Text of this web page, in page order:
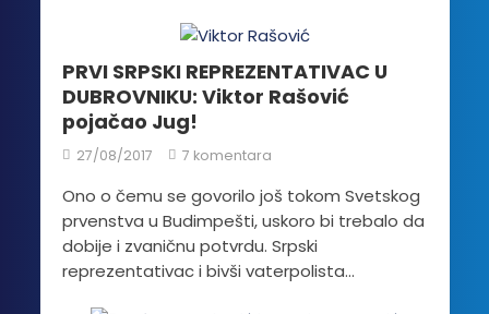
PRVI SRPSKI REPREZENTATIVAC U
DUBROVNIKU: Viktor Rašović
pojačao Jug!
27/08/2017 7 komentara
Ono o čemu se govorilo još tokom Svetskog
prvenstva u Budimpešti, uskoro bi trebalo da
dobije i zvaničnu potvrdu. Srpski
reprezentativac i bivši vaterpolista...